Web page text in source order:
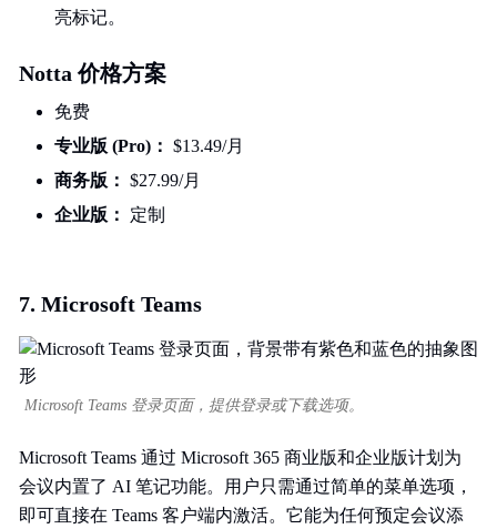
亮标记。
Notta 价格方案
免费
专业版 (Pro)： $13.49/月
商务版： $27.99/月
企业版：
定制
7. Microsoft Teams
Microsoft Teams 登录页面，提供登录或下载选项。
Microsoft Teams 通过 Microsoft 365 商业版和企业版计划为
会议内置了 AI 笔记功能。用户只需通过简单的菜单选项，
即可直接在 Teams 客户端内激活。它能为任何预定会议添